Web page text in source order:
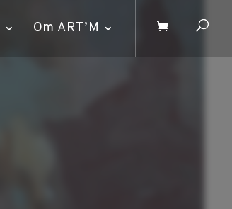
Om ART’M